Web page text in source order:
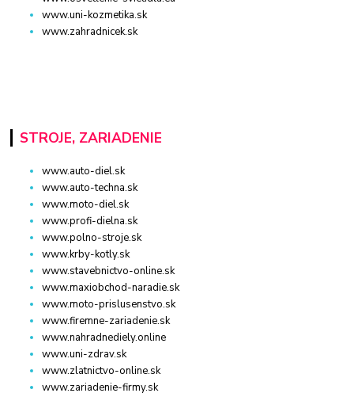
www.uni-kozmetika.sk
www.zahradnicek.sk
STROJE, ZARIADENIE
www.auto-diel.sk
www.auto-techna.sk
www.moto-diel.sk
www.profi-dielna.sk
www.polno-stroje.sk
www.krby-kotly.sk
www.stavebnictvo-online.sk
www.maxiobchod-naradie.sk
www.moto-prislusenstvo.sk
www.firemne-zariadenie.sk
www.nahradnediely.online
www.uni-zdrav.sk
www.zlatnictvo-online.sk
www.zariadenie-firmy.sk